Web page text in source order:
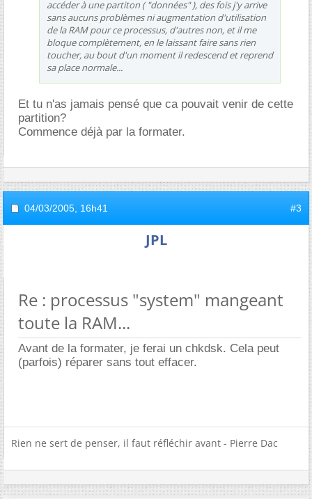
accéder à une partiton ( "données" ), des fois j'y arrive
sans aucuns problèmes ni augmentation d'utilisation
de la RAM pour ce processus, d'autres non, et il me
bloque complètement, en le laissant faire sans rien
toucher, au bout d'un moment il redescend et reprend
sa place normale...
Et tu n'as jamais pensé que ca pouvait venir de cette
partition?
Commence déjà par la formater.
04/03/2005, 16h41 #3
JPL
Re : processus "system" mangeant
toute la RAM...
Avant de la formater, je ferai un chkdsk. Cela peut
(parfois) réparer sans tout effacer.
Rien ne sert de penser, il faut réfléchir avant - Pierre Dac